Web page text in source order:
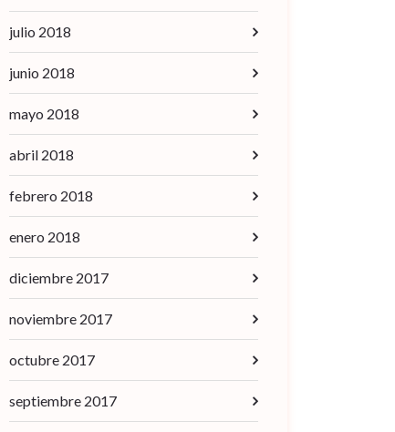
julio 2018
junio 2018
mayo 2018
abril 2018
febrero 2018
enero 2018
diciembre 2017
noviembre 2017
octubre 2017
septiembre 2017